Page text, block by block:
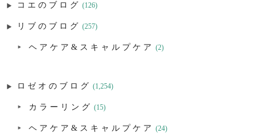
コエのブログ (126)
リブのブログ (257)
ヘアケア&スキャルプケア (2)
ロゼオのブログ (1,254)
カラーリング (15)
ヘアケア&スキャルプケア (24)